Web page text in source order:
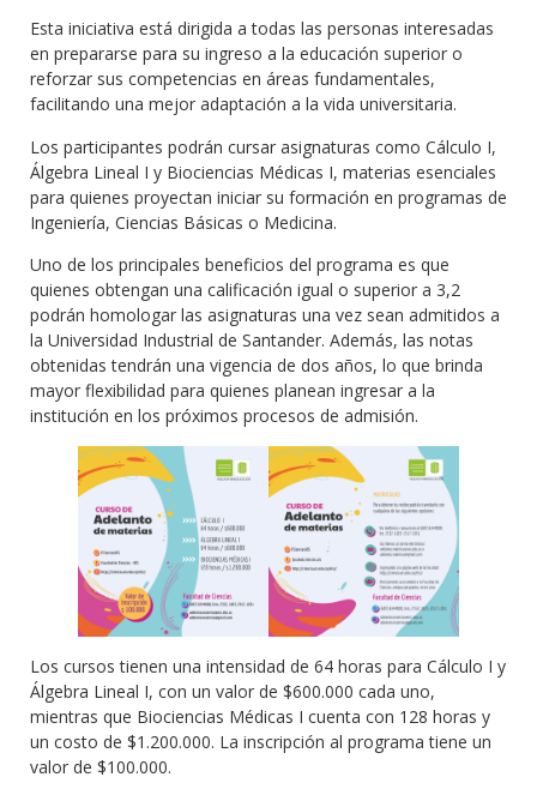
Esta iniciativa está dirigida a todas las personas interesadas
en prepararse para su ingreso a la educación superior o
reforzar sus competencias en áreas fundamentales,
facilitando una mejor adaptación a la vida universitaria.
Los participantes podrán cursar asignaturas como Cálculo I,
Álgebra Lineal I y Biociencias Médicas I, materias esenciales
para quienes proyectan iniciar su formación en programas de
Ingeniería, Ciencias Básicas o Medicina.
Uno de los principales beneficios del programa es que
quienes obtengan una calificación igual o superior a 3,2
podrán homologar las asignaturas una vez sean admitidos a
la Universidad Industrial de Santander. Además, las notas
obtenidas tendrán una vigencia de dos años, lo que brinda
mayor flexibilidad para quienes planean ingresar a la
institución en los próximos procesos de admisión.
Los cursos tienen una intensidad de 64 horas para Cálculo I y
Álgebra Lineal I, con un valor de $600.000 cada uno,
mientras que Biociencias Médicas I cuenta con 128 horas y
un costo de $1.200.000. La inscripción al programa tiene un
valor de $100.000.